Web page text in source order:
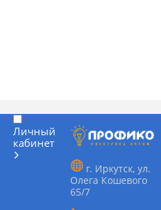
Личный
кабинет
г. Иркутск, ул.
Олега Кошевого
65/7